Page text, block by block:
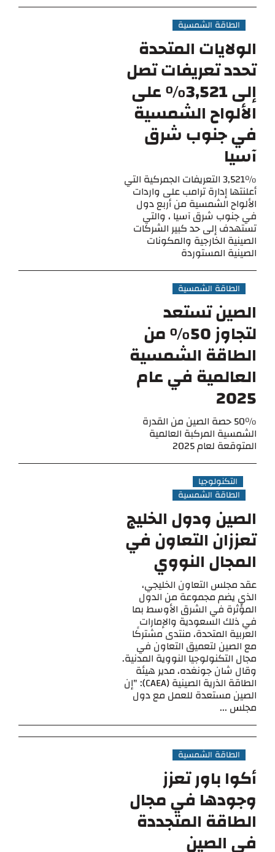
الطاقة الشمسية
الولايات المتحدة
تحدد تعريفات تصل
إلى 3,521٪ على
الألواح الشمسية
في جنوب شرق
آسيا
3,521% التعريفات الجمركية التي
أعلنتها إدارة ترامب على واردات
الألواح الشمسية من أربع دول
في جنوب شرق آسيا ، والتي
تستهدف إلى حد كبير الشركات
الصينية الخارجية والمكونات
الصينية المستوردة
الطاقة الشمسية
الصين تستعد
لتجاوز 50٪ من
الطاقة الشمسية
العالمية في عام
2025
50% حصة الصين من القدرة
الشمسية المركبة العالمية
المتوقعة لعام 2025
التكنولوجيا
الطاقة الشمسية
الصين ودول الخليج
تعززان التعاون في
المجال النووي
عقد مجلس التعاون الخليجي،
الذي يضم مجموعة من الدول
المؤثرة في الشرق الأوسط بما
في ذلك السعودية والإمارات
العربية المتحدة، منتدى مشتركًا
مع الصين لتعميق التعاون في
مجال التكنولوجيا النووية المدنية.
وقال شان جونغده، مدير هيئة
الطاقة الذرية الصينية (CAEA): "إن
الصين مستعدة للعمل مع دول
مجلس ...
الطاقة الشمسية
أكوا باور تعزز
وجودها في مجال
الطاقة المتجددة
في الصين